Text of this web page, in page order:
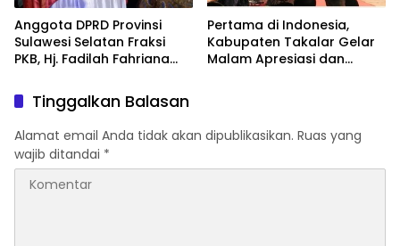
Anggota DPRD Provinsi
Sulawesi Selatan Fraksi
PKB, Hj. Fadilah Fahriana
Takalar Menyalakan
Lentera Pengabdian
Melalui Malam Apresiasi
dan Inovasi Award 2026
Pertama di Indonesia,
Kabupaten Takalar Gelar
Malam Apresiasi dan
Berprestasi
Tinggalkan Balasan
Alamat email Anda tidak akan dipublikasikan. Ruas yang
wajib ditandai *